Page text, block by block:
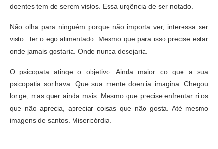
doentes tem de serem vistos. Essa urgência de ser notado.
Não olha para ninguém porque não importa ver, interessa ser
visto. Ter o ego alimentado. Mesmo que para isso precise estar
onde jamais gostaria. Onde nunca desejaria.
O psicopata atinge o objetivo. Ainda maior do que a sua
psicopatia sonhava. Que sua mente doentia imagina. Chegou
longe, mas quer ainda mais. Mesmo que precise enfrentar ritos
que não aprecia, apreciar coisas que não gosta. Até mesmo
imagens de santos. Misericórdia.